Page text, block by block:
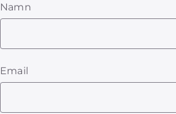
Namn
Email